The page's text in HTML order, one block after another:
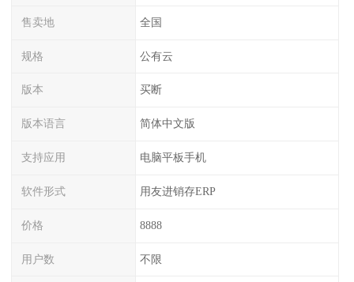
售卖地 全国
规格 公有云
版本 买断
版本语言 简体中文版
支持应用 电脑平板手机
软件形式 用友进销存ERP
价格 8888
用户数 不限